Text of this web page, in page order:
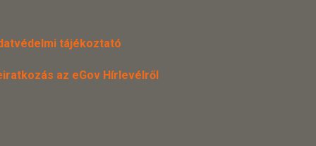
tájékoztató
az eGov Hírlevélről